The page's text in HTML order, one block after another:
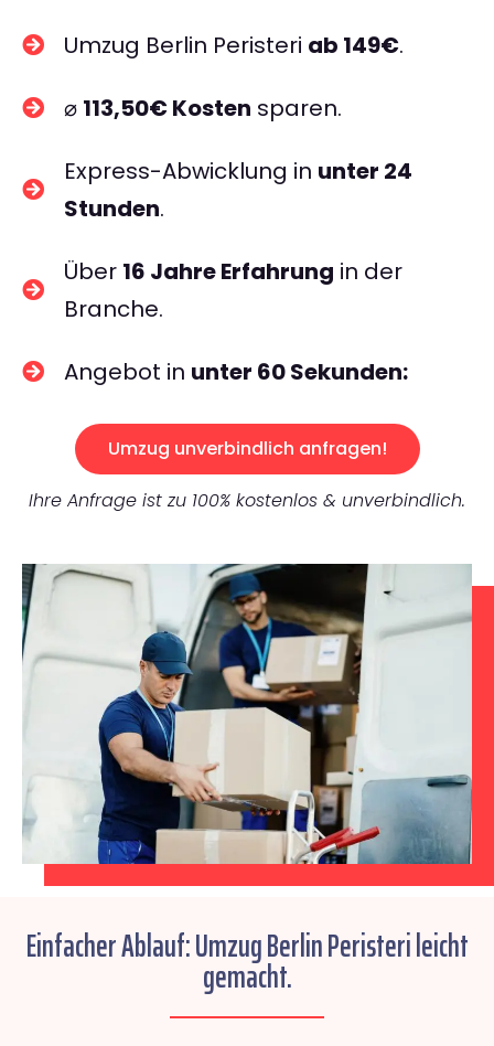
Umzug Berlin Peristeri ab 149€.
⌀ 113,50€ Kosten sparen.
Express-Abwicklung in unter 24
Stunden.
Über 16 Jahre Erfahrung in der
Branche.
Angebot in unter 60 Sekunden:
Umzug unverbindlich anfragen!
Ihre Anfrage ist zu 100% kostenlos & unverbindlich.
Einfacher Ablauf: Umzug Berlin Peristeri leicht
gemacht.